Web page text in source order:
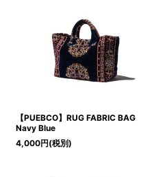
【PUEBCO】RUG FABRIC BAG
Navy Blue
4,000円(税別)